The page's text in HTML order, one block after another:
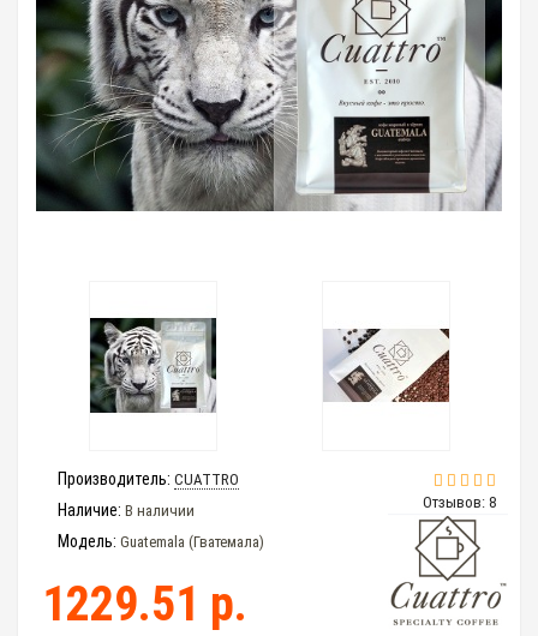
Отзывов: 8
Производитель: CUATTRO
Наличие: В наличии
Модель: Guatemala (Гватемала)
1229.51 р.